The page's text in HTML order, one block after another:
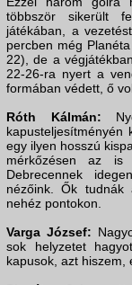
többször sikerült
játékában, a
percben még
22), de a
22-26-ra nyert a
formában védett, ő
Róth Kálmán:
egy ilyen hosszú
mérkőzésen az
Debrecennek
nézőink. Ők
nehéz pontokon.
Varga József:
sok helyzetet
kapusok, azt hiszem,